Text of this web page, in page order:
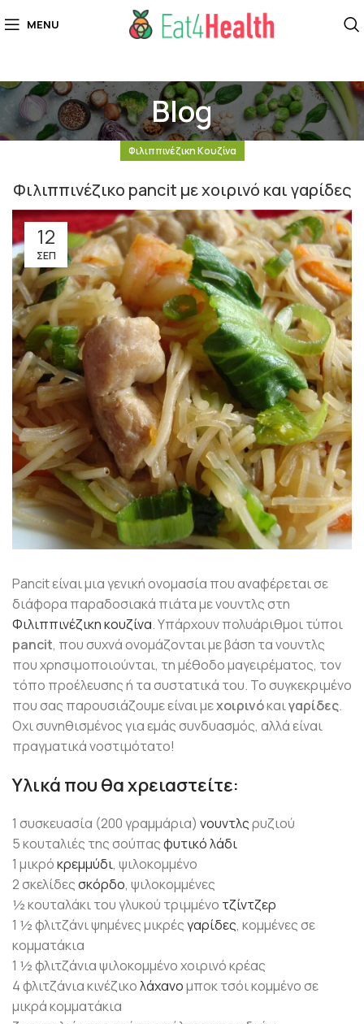
MENU
Blog
Φιλιππινέζικη Κουζίνα
Φιλιππινέζικο pancit με χοιρινό και γαρίδες
12
ΣΕΠ
Pancit είναι μια γενική ονομασία που αναφέρεται σε
διάφορα παραδοσιακά πιάτα με νουντλς στη
Φιλιππινέζικη κουζίνα. Υπάρχουν πολυάριθμοι τύποι
pancit, που συχνά ονομάζονται με βάση τα νουντλς
που χρησιμοποιούνται, τη μέθοδο μαγειρέματος, τον
τόπο προέλευσης ή τα συστατικά του. Το συγκεκριμένο
που σας παρουσιάζουμε είναι μεχοιρινόκαιγαρίδες.
Οχι συνηθισμένος για εμάς συνδυασμός, αλλά είναι
πραγματικά νοστιμότατο!
Υλικά που θα χρειαστείτε:
1 συσκευασία (200 γραμμάρια) νουντλςρυζιού
5 κουταλιές της σούπαςφυτικό λάδι
1 μικρόκρεμμύδι, ψιλοκομμένο
2 σκελίδεςσκόρδο, ψιλοκομμένες
½ κουταλάκι του γλυκού τριμμένο τζίντζερ
1 ½ φλιτζάνι ψημένες μικρέςγαρίδες, κομμένες σε
κομματάκια
1 ½ φλιτζάνια ψιλοκομμένο χοιρινό κρέας
4 φλιτζάνια κινέζικολάχανομποκ τσόι κομμένο σε
μικρά κομματάκια